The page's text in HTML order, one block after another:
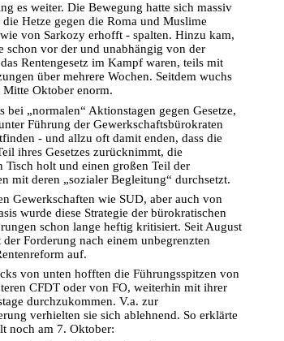
es weiter. Die Bewegung hatte sich massiv
Hetze gegen die Roma und Muslime
von Sarkozy erhofft - spalten. Hinzu kam,
schon vor der und unabhängig von der
Rentengesetz im Kampf waren, teils mit
über mehrere Wochen. Seitdem wuchs
Oktober enorm.
bei „normalen“ Aktionstagen gegen Gesetze,
Führung der Gewerkschaftsbürokraten
- und allzu oft damit enden, dass die
ihres Gesetzes zurücknimmt, die
Tisch holt und einen großen Teil der
mit deren „sozialer Begleitung“ durchsetzt.
Gewerkschaften wie SUD, aber auch von
wurde diese Strategie der bürokratischen
schon lange heftig kritisiert. Seit August
Forderung nach einem unbegrenzten
auf.
von unten hofften die Führungsspitzen von
CFDT oder von FO, weiterhin mit ihrer
durchzukommen. V.a. zur
verhielten sie sich ablehnend. So erklärte
noch am 7. Oktober: